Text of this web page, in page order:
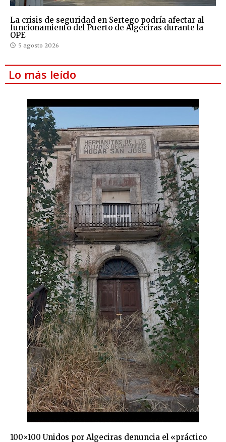
La crisis de seguridad en Sertego podría afectar al
funcionamiento del Puerto de Algeciras durante la
OPE
5 agosto 2026
Lo más leído
100×100 Unidos por Algeciras denuncia el «práctico